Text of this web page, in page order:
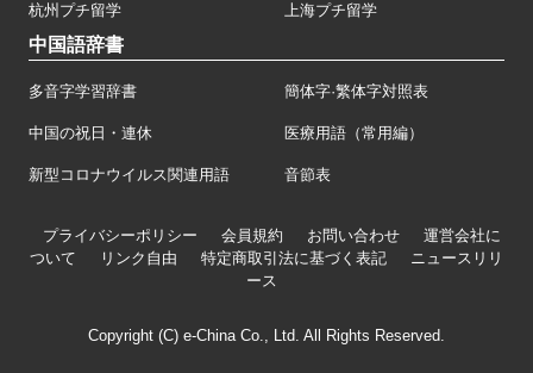
杭州プチ留学 上海プチ留学
中国語辞書
多音字学習辞書 簡体字·繁体字対照表
中国の祝日・連休 医療用語（常用編）
新型コロナウイルス関連用語 音節表
プライバシーポリシー 会員規約 お問い合わせ
運営会社に
ついて
リンク自由 特定商取引法に基づく表記
ニュースリリ
ース
Copyright (C) e-China Co., Ltd. All Rights Reserved.